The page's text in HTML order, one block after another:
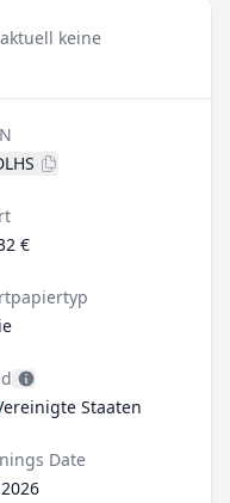
keine
€
Staaten
Date